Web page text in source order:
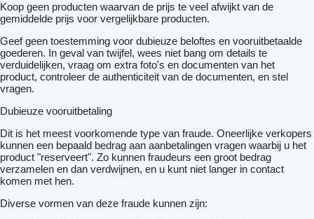
Zeer nette NL trekker van 1e eigenaar
= Meer informatie =
Algemene informatie
Opbouw: Standaard trekker
Serienummer: WDB9634031L882938
Asconfiguratie
Bandenmaat: 315/70 R22.5
Vooras: Max. aslast: 7500 kg; Meesturend; Bandenprofiel links:
70%; Bandenprofiel rechts: 20%
Achteras: Max. aslast: 11500 kg; Bandenprofiel linksbinnen:
40%; Bandenprofiel linksbuiten: 40%; Bandenprofiel
rechtsbinnen: 40%; Bandenprofiel rechtsbuiten: 40%
Koop geen producten waarvan de prijs te veel afwijkt van de
gemiddelde prijs voor vergelijkbare producten.
Geef geen toestemming voor dubieuze beloftes en vooruitbetaalde
goederen. In geval van twijfel, wees niet bang om details te
verduidelijken, vraag om extra foto's en documenten van het
product, controleer de authenticiteit van de documenten, en stel
vragen.
Dubieuze vooruitbetaling
Dit is het meest voorkomende type van fraude. Oneerlijke verkopers
kunnen een bepaald bedrag aan aanbetalingen vragen waarbij u het
product "reserveert". Zo kunnen fraudeurs een groot bedrag
verzamelen en dan verdwijnen, en u kunt niet langer in contact
komen met hen.
Diverse vormen van deze fraude kunnen zijn: